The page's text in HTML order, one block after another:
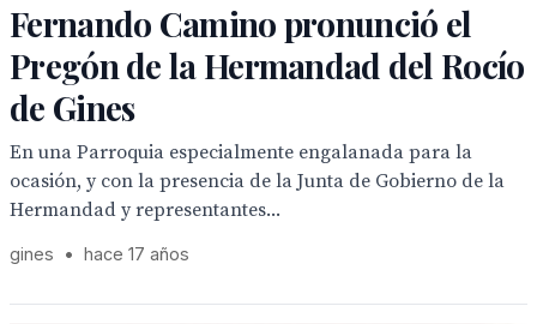
Fernando Camino pronunció el
Pregón de la Hermandad del Rocío
de Gines
En una Parroquia especialmente engalanada para la
ocasión, y con la presencia de la Junta de Gobierno de la
Hermandad y representantes...
gines • hace 17 años